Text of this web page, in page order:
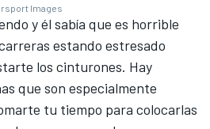
Images
y él sabía que es horrible
estando estresado
los cinturones. Hay
que son especialmente
tu tiempo para colocarlas